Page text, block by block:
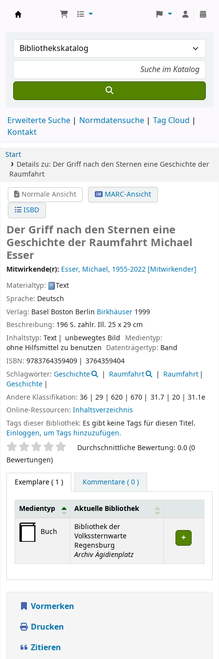
Erweiterte Suche Normdatensuche
Tag Cloud
Kontakt
Start
Details zu: Der Griff nach den Sternen eine Geschichte der
Raumfahrt
Normale Ansicht
MARC-Ansicht
ISBD
Der Griff nach den Sternen eine
Geschichte der Raumfahrt Michael
Esser
Mitwirkende(r): Esser, Michael, 1955-2022 [Mitwirkender]
Materialtyp:
Text
Sprache: Deutsch
Verlag: Basel Boston Berlin Birkhäuser 1999
Beschreibung: 196 S. zahlr. Ill. 25 x 29 cm
Inhaltstyp: Text unbewegtes Bild Medientyp:
ohne Hilfsmittel zu benutzen Datenträgertyp: Band
ISBN: 9783764359409
3764359404
Schlagwörter: Geschichte Raumfahrt
Raumfahrt
Geschichte
Andere Klassifikation: 36 | 29 | 620 | 670
31.7 | 20 | 31.1e
Online-Ressourcen: Inhaltsverzeichnis
Tags dieser Bibliothek: Es gibt keine Tags für diesen Titel.
Einloggen, um Tags hinzuzufügen.
SternchenbewertungDurchschnittliche Bewertung: 0.0 (0
Bewertungen)
Exemplare( 1 ) Kommentare ( 0 )
Exemplare
Medientyp Aktuelle Bibliothek
Buch
Bibliothek der
Volkssternwarte
Regensburg
Archiv Ägidienplatz
Vormerken
Drucken
Zitieren